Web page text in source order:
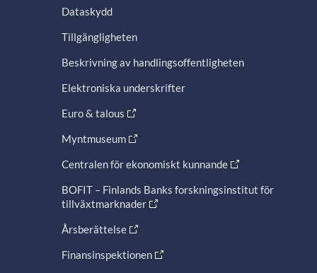
Dataskydd
Tillgängligheten
Beskrivning av handlingsoffentligheten
Elektroniska underskrifter
Euro & talous
Myntmuseum
Centralen för ekonomiskt kunnande
BOFIT – Finlands Banks forskningsinstitut för
tillväxtmarknader
Årsberättelse
Finansinspektionen